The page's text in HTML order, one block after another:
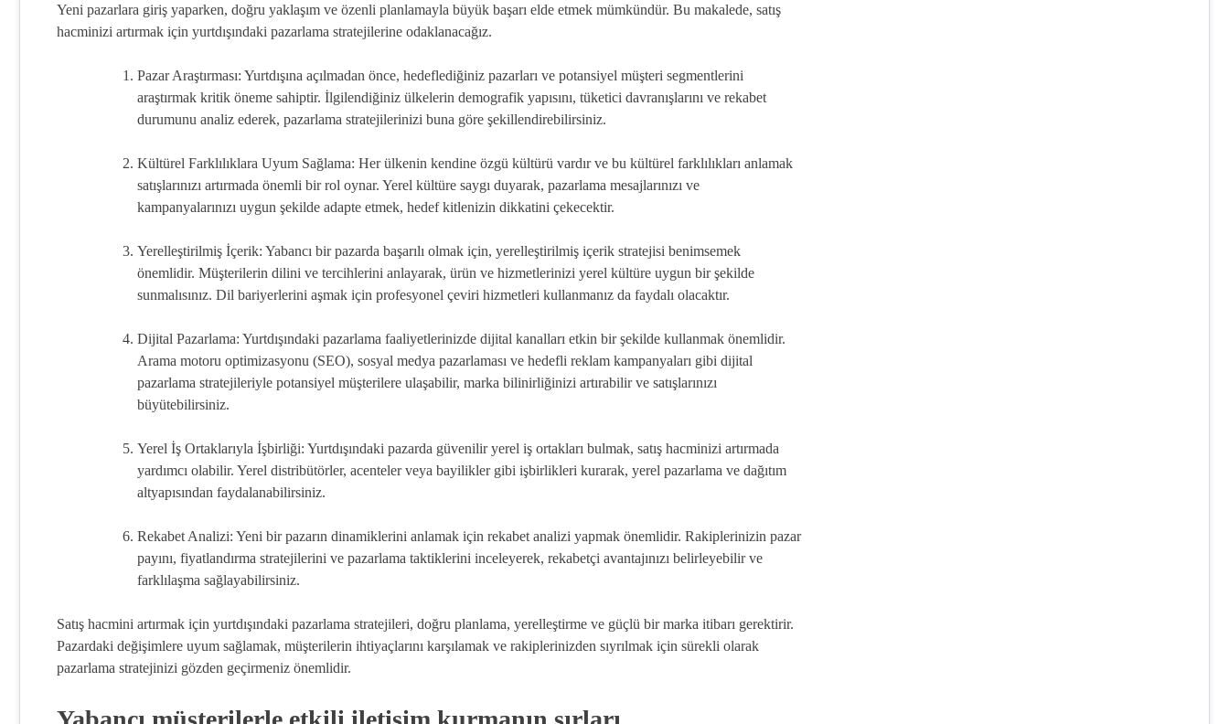
Yeni pazarlara giriş yaparken, doğru yaklaşım ve özenli planlamayla büyük başarı elde etmek mümkündür. Bu makalede, satış
hacminizi artırmak için yurtdışındaki pazarlama stratejilerine odaklanacağız.
Pazar Araştırması: Yurtdışına açılmadan önce, hedeflediğiniz pazarları ve potansiyel müşteri segmentlerini
araştırmak kritik öneme sahiptir. İlgilendiğiniz ülkelerin demografik yapısını, tüketici davranışlarını ve rekabet
durumunu analiz ederek, pazarlama stratejilerinizi buna göre şekillendirebilirsiniz.
Kültürel Farklılıklara Uyum Sağlama: Her ülkenin kendine özgü kültürü vardır ve bu kültürel farklılıkları anlamak
satışlarınızı artırmada önemli bir rol oynar. Yerel kültüre saygı duyarak, pazarlama mesajlarınızı ve
kampanyalarınızı uygun şekilde adapte etmek, hedef kitlenizin dikkatini çekecektir.
Yerelleştirilmiş İçerik: Yabancı bir pazarda başarılı olmak için, yerelleştirilmiş içerik stratejisi benimsemek
önemlidir. Müşterilerin dilini ve tercihlerini anlayarak, ürün ve hizmetlerinizi yerel kültüre uygun bir şekilde
sunmalısınız. Dil bariyerlerini aşmak için profesyonel çeviri hizmetleri kullanmanız da faydalı olacaktır.
Dijital Pazarlama: Yurtdışındaki pazarlama faaliyetlerinizde dijital kanalları etkin bir şekilde kullanmak önemlidir.
Arama motoru optimizasyonu (SEO), sosyal medya pazarlaması ve hedefli reklam kampanyaları gibi dijital
pazarlama stratejileriyle potansiyel müşterilere ulaşabilir, marka bilinirliğinizi artırabilir ve satışlarınızı
büyütebilirsiniz.
Yerel İş Ortaklarıyla İşbirliği: Yurtdışındaki pazarda güvenilir yerel iş ortakları bulmak, satış hacminizi artırmada
yardımcı olabilir. Yerel distribütörler, acenteler veya bayilikler gibi işbirlikleri kurarak, yerel pazarlama ve dağıtım
altyapısından faydalanabilirsiniz.
Rekabet Analizi: Yeni bir pazarın dinamiklerini anlamak için rekabet analizi yapmak önemlidir. Rakiplerinizin pazar
payını, fiyatlandırma stratejilerini ve pazarlama taktiklerini inceleyerek, rekabetçi avantajınızı belirleyebilir ve
farklılaşma sağlayabilirsiniz.
Satış hacmini artırmak için yurtdışındaki pazarlama stratejileri, doğru planlama, yerelleştirme ve güçlü bir marka itibarı gerektirir.
Pazardaki değişimlere uyum sağlamak, müşterilerin ihtiyaçlarını karşılamak ve rakiplerinizden sıyrılmak için sürekli olarak
pazarlama stratejinizi gözden geçirmeniz önemlidir.